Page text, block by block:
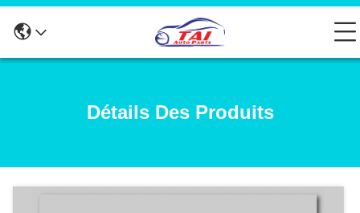
Détails Des Produits